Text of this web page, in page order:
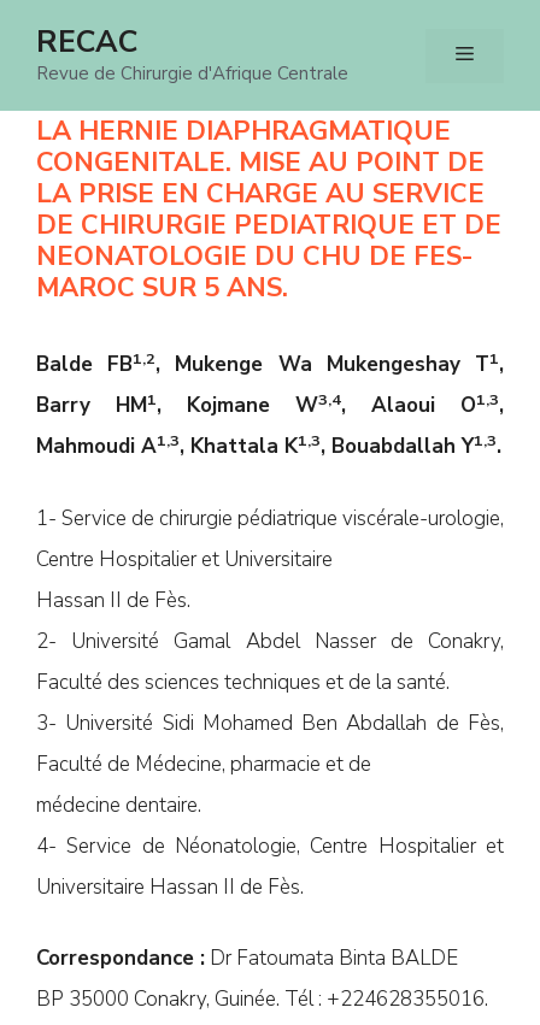
RECAC
Revue de Chirurgie d'Afrique Centrale
Menu
LA HERNIE DIAPHRAGMATIQUE
CONGENITALE. MISE AU POINT DE
LA PRISE EN CHARGE AU SERVICE
DE CHIRURGIE PEDIATRIQUE ET DE
NEONATOLOGIE DU CHU DE FES-
MAROC SUR 5 ANS.
Balde FB1,2, Mukenge Wa Mukengeshay T1,
Barry HM1, Kojmane W3,4, Alaoui O1,3,
Mahmoudi A1,3, Khattala K1,3, Bouabdallah Y1,3.
1- Service de chirurgie pédiatrique viscérale-urologie,
Centre Hospitalier et Universitaire
Hassan II de Fès.
2- Université Gamal Abdel Nasser de Conakry,
Faculté des sciences techniques et de la santé.
3- Université Sidi Mohamed Ben Abdallah de Fès,
Faculté de Médecine, pharmacie et de
médecine dentaire.
4- Service de Néonatologie, Centre Hospitalier et
Universitaire Hassan II de Fès.
Correspondance : Dr Fatoumata Binta BALDE
BP 35000 Conakry, Guinée. Tél : +224628355016.